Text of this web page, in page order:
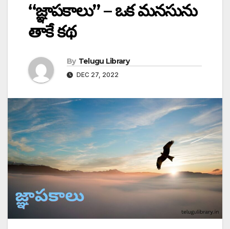
“జ్ఞాపకాలు” – ఒక మనసును
తాకే కథ
By Telugu Library
DEC 27, 2022